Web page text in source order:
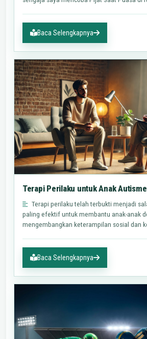
Baca Selengkapnya
Terapi Perilaku untuk Anak
Terapi perilaku telah terbukti menjadi
paling efektif untuk membantu anak-anak
mengembangkan keterampilan sosial dan
Baca Selengkapnya